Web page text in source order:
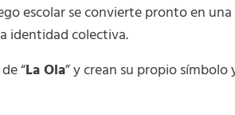
escolar se convierte pronto en una
identidad colectiva.
“La Ola” y crean su propio símbolo